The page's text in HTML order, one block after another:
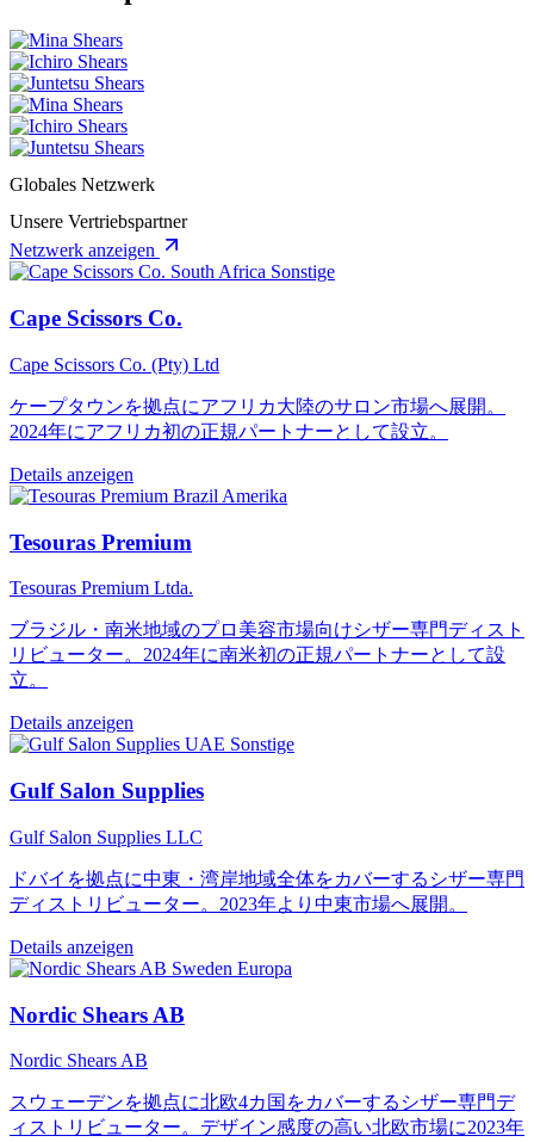
Globales Netzwerk
Unsere Vertriebspartner
Netzwerk anzeigen
Sonstige
Cape Scissors Co.
Cape Scissors Co. (Pty) Ltd
ケープタウンを拠点にアフリカ大陸のサロン市場へ展開。
2024年にアフリカ初の正規パートナーとして設立。
Details anzeigen
Amerika
Tesouras Premium
Tesouras Premium Ltda.
ブラジル・南米地域のプロ美容市場向けシザー専門ディスト
リビューター。2024年に南米初の正規パートナーとして設
立。
Details anzeigen
Sonstige
Gulf Salon Supplies
Gulf Salon Supplies LLC
ドバイを拠点に中東・湾岸地域全体をカバーするシザー専門
ディストリビューター。2023年より中東市場へ展開。
Details anzeigen
Europa
Nordic Shears AB
Nordic Shears AB
スウェーデンを拠点に北欧4カ国をカバーするシザー専門デ
ィストリビューター。デザイン感度の高い北欧市場に2023年